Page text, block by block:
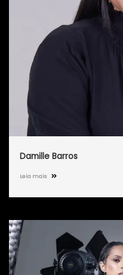
Damille Barros
Leia mais